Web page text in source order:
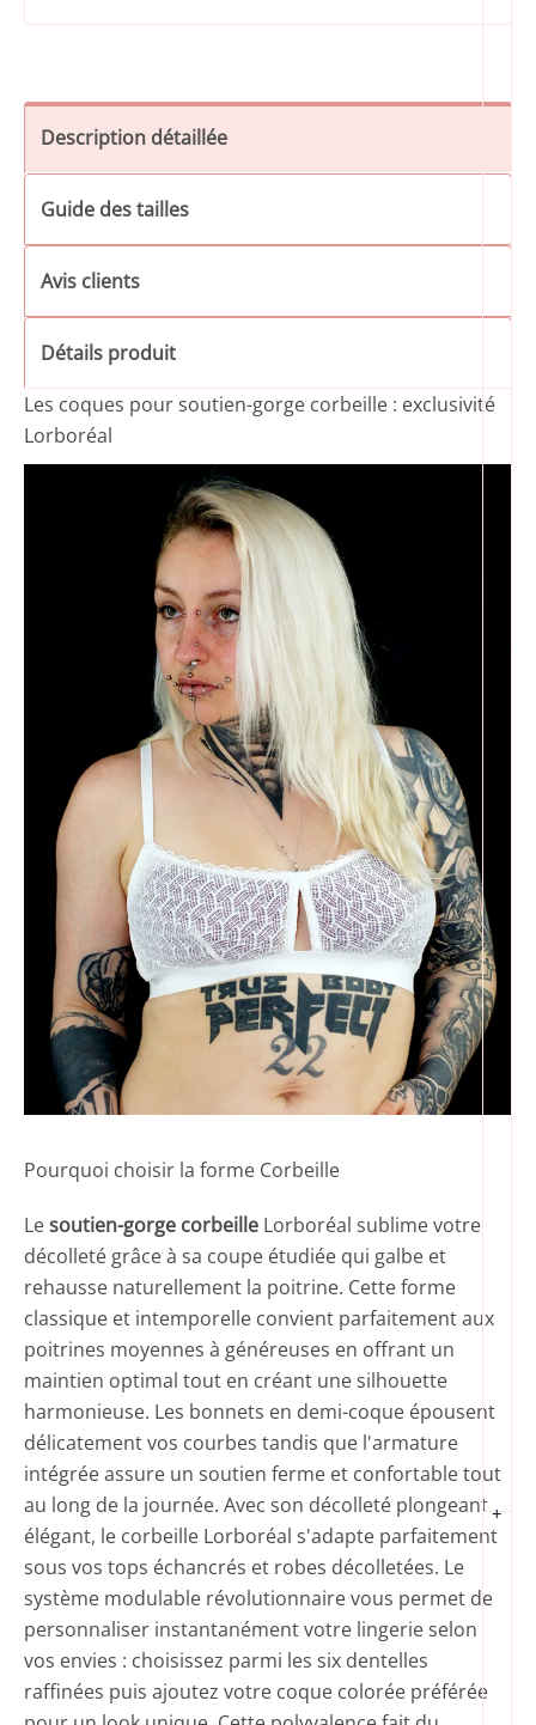
soutien-
+
Description détaillée
Guide des tailles
Avis clients
Détails produit
Les coques pour soutien-gorge corbeille : exclusivité
Lorboréal
Pourquoi choisir la forme Corbeille
Lesoutien-gorge corbeille Lorboréal sublime votre
décolleté grâce à sa coupe étudiée qui galbe et
rehausse naturellement la poitrine. Cette forme
classique et intemporelle convient parfaitement aux
poitrines moyennes à généreuses en offrant un
maintien optimal tout en créant une silhouette
harmonieuse. Les bonnets en demi-coque épousent
délicatement vos courbes tandis que l'armature
intégrée assure un soutien ferme et confortable tout
au long de la journée. Avec son décolleté plongeant
élégant, le corbeille Lorboréal s'adapte parfaitement
sous vos tops échancrés et robes décolletées. Le
système modulable révolutionnaire vous permet de
personnaliser instantanément votre lingerie selon
vos envies : choisissez parmi les six dentelles
raffinées puis ajoutez votre coque colorée préférée